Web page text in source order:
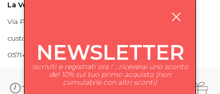
La Volpe Rossa
Via Piave 27 56024 Ponte a Egola
customercare@lavolperossa.it
0571498228NEWSLETTER
iscriviti e registrati ora ! ...riceverai uno sconto
del 10% sul tuo primo acquisto (non
cumulabile con altri sconti)